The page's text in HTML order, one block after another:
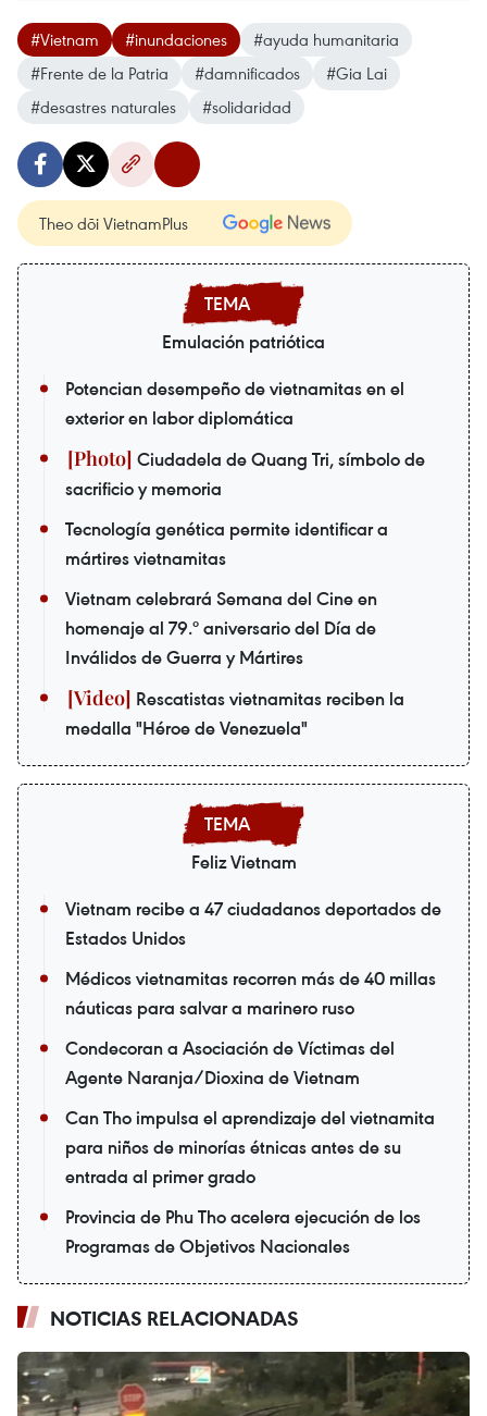
#Vietnam #inundaciones
#ayuda humanitaria
#Frente de la Patria
#damnificados
#Gia Lai
#desastres naturales
#solidaridad
Theo dõi VietnamPlus
Emulación patriótica
Potencian desempeño de vietnamitas en el
exterior en labor diplomática
Ciudadela de Quang Tri, símbolo de
sacrificio y memoria
Tecnología genética permite identificar a
mártires vietnamitas
Vietnam celebrará Semana del Cine en
homenaje al 79.º aniversario del Día de
Inválidos de Guerra y Mártires
Rescatistas vietnamitas reciben la
medalla "Héroe de Venezuela"
Feliz Vietnam
Vietnam recibe a 47 ciudadanos deportados de
Estados Unidos
Médicos vietnamitas recorren más de 40 millas
náuticas para salvar a marinero ruso
Condecoran a Asociación de Víctimas del
Agente Naranja/Dioxina de Vietnam
Can Tho impulsa el aprendizaje del vietnamita
para niños de minorías étnicas antes de su
entrada al primer grado
Provincia de Phu Tho acelera ejecución de los
Programas de Objetivos Nacionales
NOTICIAS RELACIONADAS